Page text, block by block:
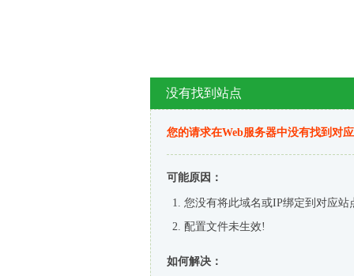
没有找到站点
您的请求在Web服务器中没有找到对
可能原因：
您没有将此域名或IP绑定到对应站
配置文件未生效!
如何解决：